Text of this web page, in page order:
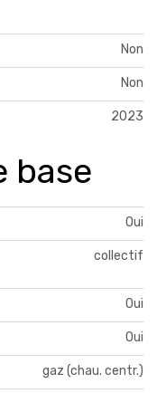
Non
Non
2023
base
Oui
collectif
Oui
Oui
gaz (chau. centr.)